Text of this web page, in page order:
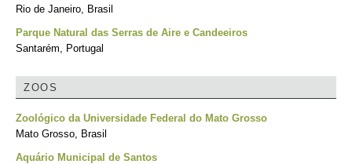
Rio de Janeiro, Brasil
Parque Natural das Serras de Aire e Candeeiros
Santarém, Portugal
ZOOS
Zoológico da Universidade Federal do Mato Grosso
Mato Grosso, Brasil
Aquário Municipal de Santos